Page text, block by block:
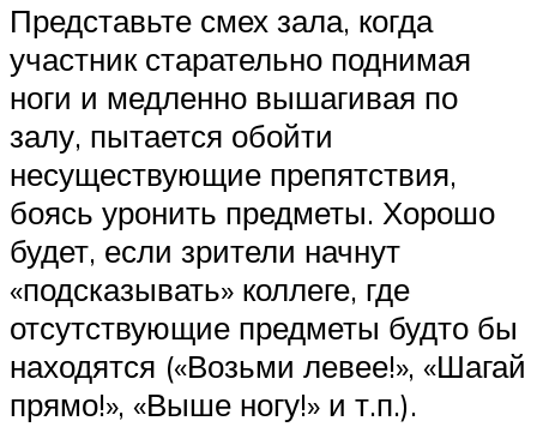
Представьте смех зала, когда
участник старательно поднимая
ноги и медленно вышагивая по
залу, пытается обойти
несуществующие препятствия,
боясь уронить предметы. Хорошо
будет, если зрители начнут
«подсказывать» коллеге, где
отсутствующие предметы будто бы
находятся («Возьми левее!», «Шагай
прямо!», «Выше ногу!» и т.п.).